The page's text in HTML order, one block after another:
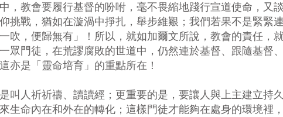
，教會要履行基督的吩咐，毫不畏縮地踐行宣道使命，又談
挑戰，猶如在漩渦中掙扎，舉步維艱；我們若果不是緊緊連
吹，便歸無有」！所以，就如加爾文所說，教會的責任，
眾門徒，在荒謬腐敗的世道中，仍然連於基督、跟隨基督、
亦是「靈命培育」的重點所在！
叫人祈祈禱、讀讀經；更重要的是，要讓人與上主建立持久
生命內在和外在的轉化；這樣門徒才能夠在處身的環境裡，